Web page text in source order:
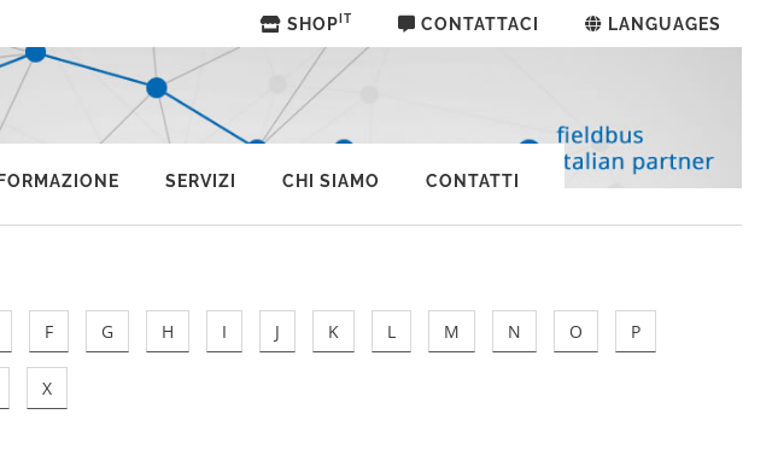
SHOP IT CONTATTACI LANGUAGES
FORMAZIONE SERVIZI CHI SIAMO CONTATTI
F G H I J K L M N O P
X